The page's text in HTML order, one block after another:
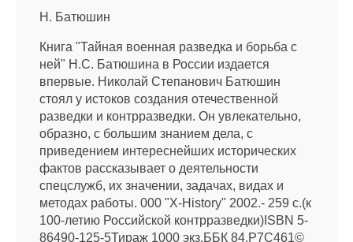
Н. Батюшин
Книга "Тайная военная разведка и борьба с
ней" Н.С. Батюшина в России издается
впервые. Николай Степанович Батюшин
стоял у истоков создания отечественной
разведки и контрразведки. Он увлекательно,
образно, с большим знанием дела, с
приведением интереснейших исторических
фактов рассказывает о деятельности
спецслужб, их значении, задачах, видах и
методах работы. 000 "X-History" 2002.- 259 с.(к
100-летию Российской контрразведки)ISBN 5-
86490-125-5Тираж 1000 экз.ББК 84.Р7С461©